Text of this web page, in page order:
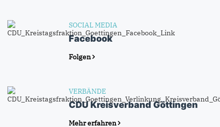
SOCIAL MEDIA
Facebook
Folgen
VERBÄNDE
CDU Kreisverband Göttingen
Mehr erfahren